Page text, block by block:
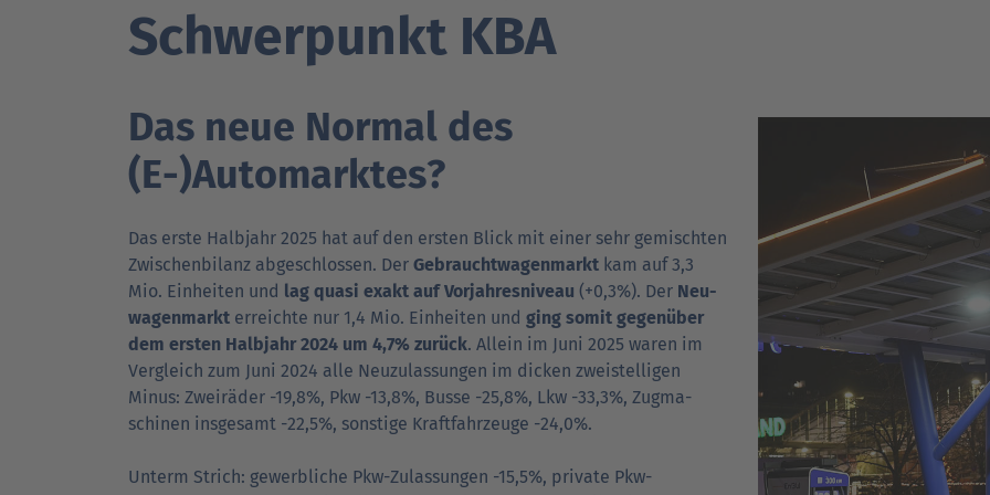
DAT Report Newsletter
Schwerpunkt KBA
Das neue Normal des
(E-)Automarktes?
Das erste Halbjahr 2025 hat auf den ersten Blick mit einer sehr gemischten
Zwischen­bilanz abgeschlossen. Der Gebraucht­wagen­markt kam auf 3,3
Mio. Einheiten und lag quasi exakt auf Vor­jahres­niveau (+0,3%). Der Neu­
wagen­markt erreichte nur 1,4 Mio. Einheiten und ging somit gegenüber
dem ersten Halb­jahr 2024 um 4,7% zurück. Allein im Juni 2025 waren im
Vergleich zum Juni 2024 alle Neu­zu­lassungen im dicken zwei­stelligen
Minus: Zweiräder -19,8%, Pkw -13,8%, Busse -25,8%, Lkw -33,3%, Zug­ma­
schinen insgesamt -22,5%, sonstige Kraft­fahr­zeuge -24,0%.
Unterm Strich: gewerb­liche Pkw-Zulassungen -15,5%, private Pkw-